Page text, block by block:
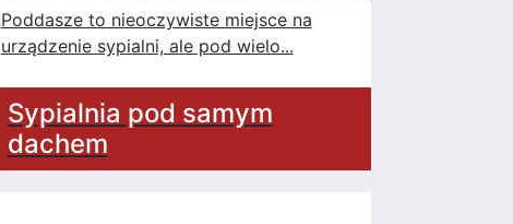
Poddasze to nieoczywiste miejsce na
urządzenie sypialni, ale pod wielo...
Sypialnia pod samym
dachem